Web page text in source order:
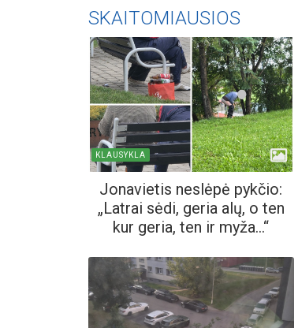
SKAITOMIAUSIOS
KLAUSYKLA
Jonavietis neslėpė pykčio:
„Latrai sėdi, geria alų, o ten
kur geria, ten ir myža...“